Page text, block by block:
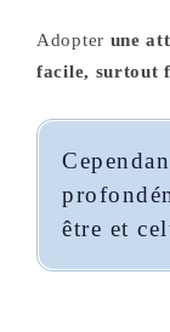
Adopter une
facile, surtout
être et